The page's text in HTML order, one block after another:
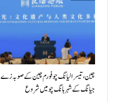
چین، تیسرا لیانگ چو فورم چین کے صوبہ زے
جیانگ کے شہر ہانگ چو میں شروع